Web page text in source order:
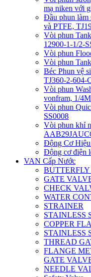
mạ niken với
Đầu phun làm
và PTFE,
Vòi phun
12900-1-1/2-
Vòi phun
Vòi phun
Béc Phun vệ
TJ360-2-604-
Vòi phun
vonfram, 1/
Vòi phun
SS0008
Vòi phun khí
Động Cơ Hiệu
Động cơ điện
VAN Cấp Nước
GATE
CHECK
WATER
STRAINER
STAINLESS
COPPER
STAINLESS
THREAD
FLANGE
GATE
NEEDLE